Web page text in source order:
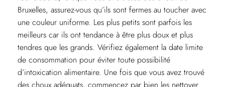
Bruxelles, assurez-vous qu’ils sont fermes au toucher avec
une couleur uniforme. Les plus petits sont parfois les
meilleurs car ils ont tendance à être plus doux et plus
tendres que les grands. Vérifiez également la date limite
de consommation pour éviter toute possibilité
d’intoxication alimentaire. Une fois que vous avez trouvé